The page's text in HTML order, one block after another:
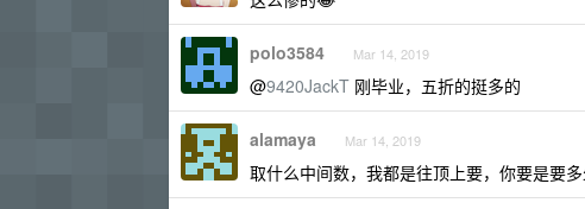
polo3584 Mar 14, 2019
@9420JackT 刚毕业，五折的挺多的
alamaya Mar 14, 2019
取什么中间数，我都是往顶上要，你要是要